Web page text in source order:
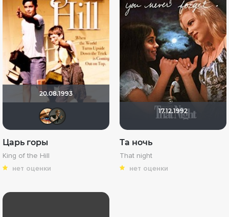
20.08.1993
Царь горы
King of the Hill
нет оценки
17.12.1992
Та ночь
That night
нет оценки